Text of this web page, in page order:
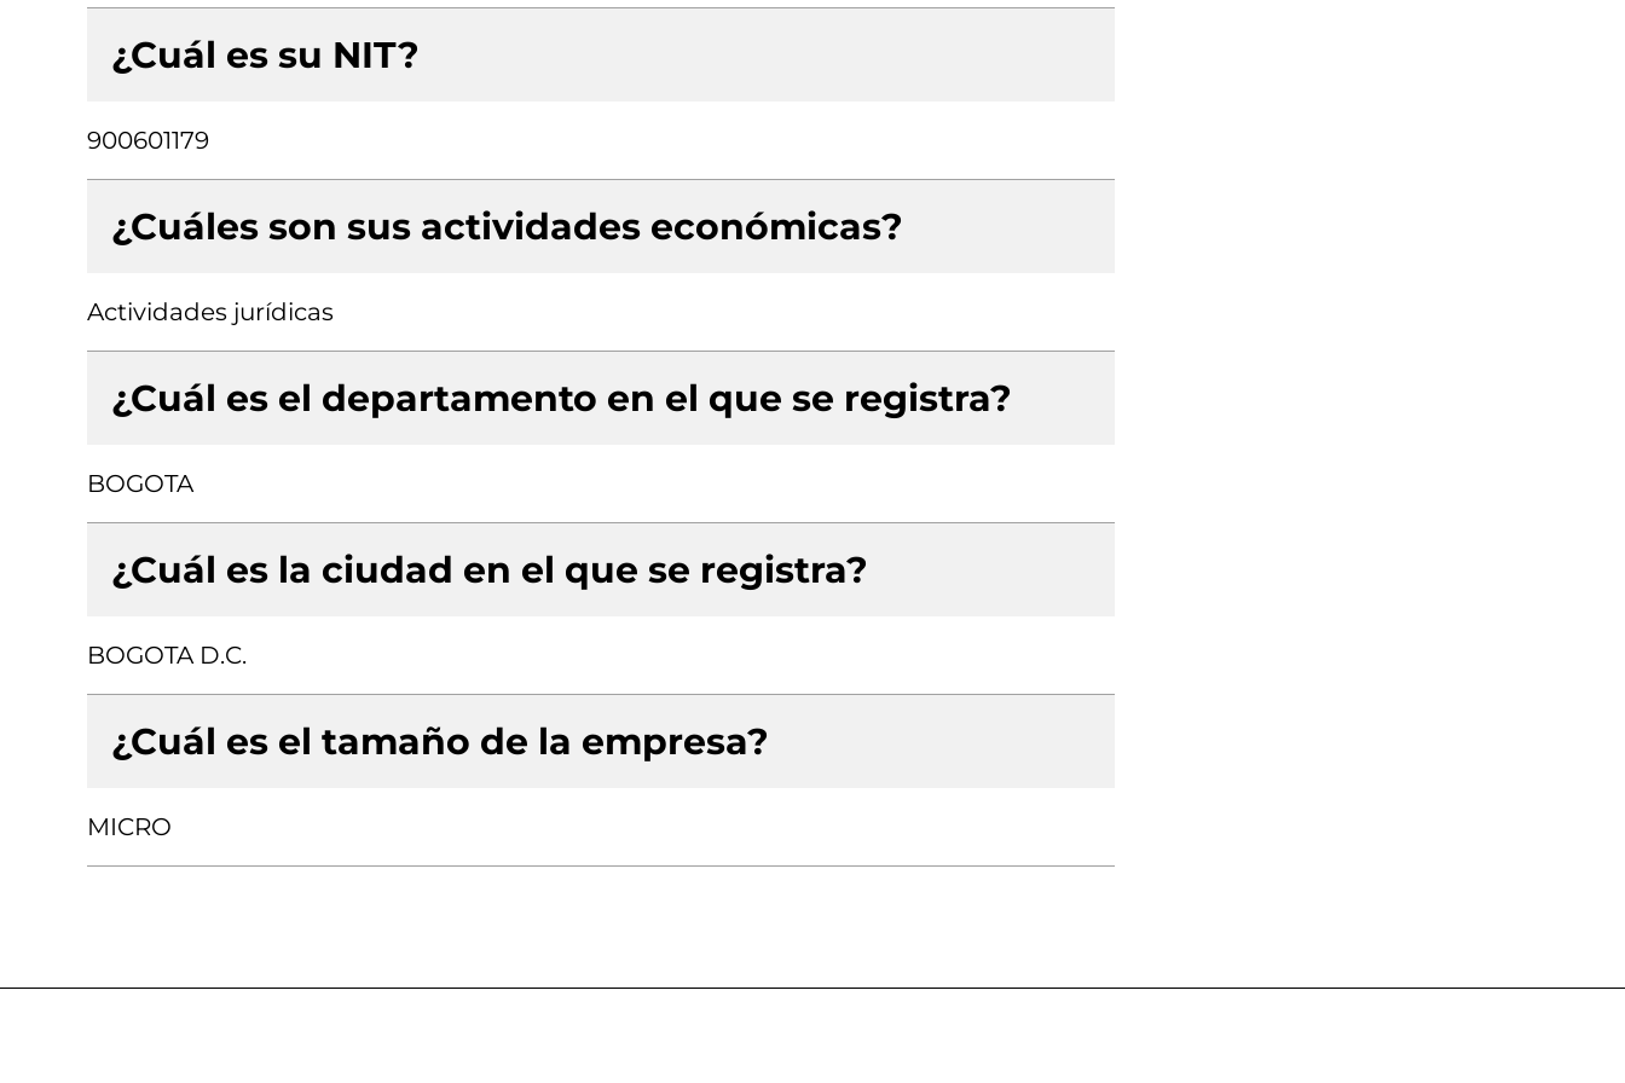
¿Cuál es su NIT?
900601179
¿Cuáles son sus actividades económicas?
Actividades jurídicas
¿Cuál es el departamento en el que se registra?
BOGOTA
¿Cuál es la ciudad en el que se registra?
BOGOTA D.C.
¿Cuál es el tamaño de la empresa?
MICRO